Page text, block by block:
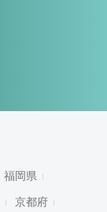
福岡県
京都府